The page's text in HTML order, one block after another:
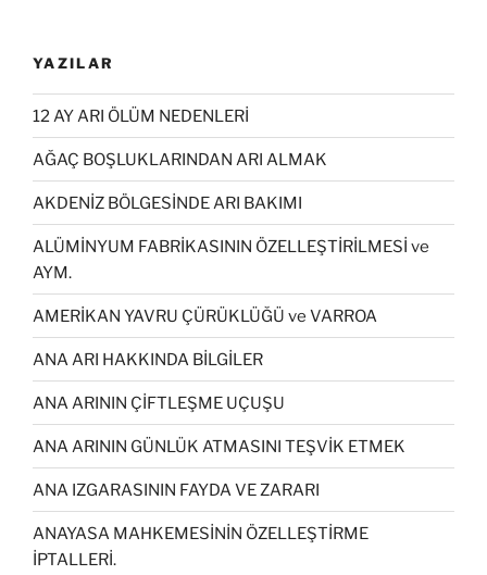
YAZILAR
12 AY ARI ÖLÜM NEDENLERİ
AĞAÇ BOŞLUKLARINDAN ARI ALMAK
AKDENİZ BÖLGESİNDE ARI BAKIMI
ALÜMİNYUM FABRİKASININ ÖZELLEŞTİRİLMESİ ve
AYM.
AMERİKAN YAVRU ÇÜRÜKLÜĞÜ ve VARROA
ANA ARI HAKKINDA BİLGİLER
ANA ARININ ÇİFTLEŞME UÇUŞU
ANA ARININ GÜNLÜK ATMASINI TEŞVİK ETMEK
ANA IZGARASININ FAYDA VE ZARARI
ANAYASA MAHKEMESİNİN ÖZELLEŞTİRME
İPTALLERİ.